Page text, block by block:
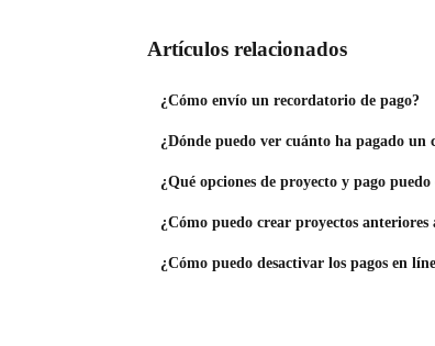
Artículos relacionados
¿Cómo envío un recordatorio de pago?
¿Dónde puedo ver cuánto ha pagado
¿Qué opciones de proyecto y pago
¿Cómo puedo crear proyectos
¿Cómo puedo desactivar los pagos en